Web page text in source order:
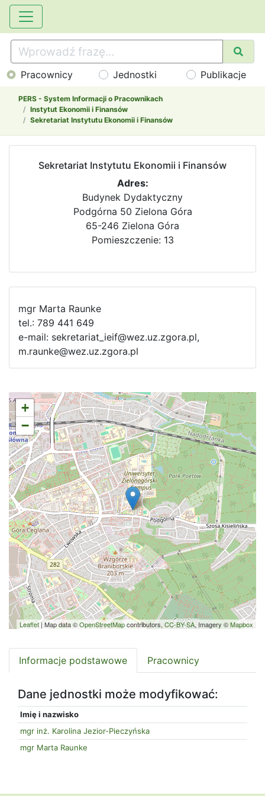
Pracownicy Jednostki Publikacje
PERS - System Informacji o Pracownikach
Instytut Ekonomii i Finansów
Sekretariat Instytutu Ekonomii i Finansów
Sekretariat Instytutu Ekonomii i Finansów
Adres:
Budynek Dydaktyczny
Podgórna 50 Zielona Góra
65-246 Zielona Góra
Pomieszczenie: 13
mgr Marta Raunke
tel.: 789 441 649
e-mail: sekretariat_ieif@wez.uz.zgora.pl,
m.raunke@wez.uz.zgora.pl
+
−
Leaflet| Map data ©OpenStreetMapcontributors, CC-BY-SA, Imagery ©Mapbox
Informacje podstawowe Pracownicy
Dane jednostki może modyfikować:
Imię i nazwisko
mgr inż. Karolina Jezior-Pieczyńska
mgr Marta Raunke